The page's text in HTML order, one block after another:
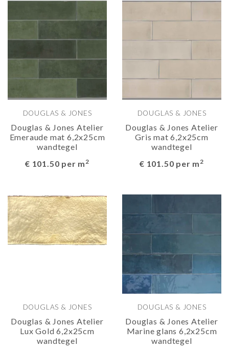
DOUGLAS & JONES
Douglas & Jones Atelier
Emeraude mat 6,2x25cm
wandtegel
€ 101.50 per m2
DOUGLAS & JONES
Douglas & Jones Atelier
Gris mat 6,2x25cm
wandtegel
€ 101.50 per m2
DOUGLAS & JONES
Douglas & Jones Atelier
Lux Gold 6,2x25cm
wandtegel
DOUGLAS & JONES
Douglas & Jones Atelier
Marine glans 6,2x25cm
wandtegel